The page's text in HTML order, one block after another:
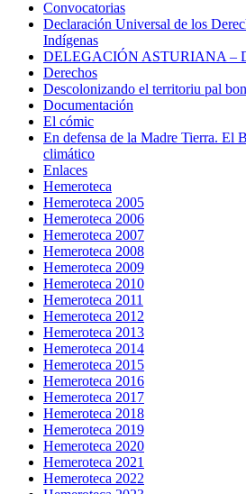
Convocatorias
Declaración Universal de los
Indígenas
DELEGACIÓN ASTURIANA –
Derechos
Descolonizando el territoriu pal
Documentación
El cómic
En defensa de la Madre Tierra. El
climático
Enlaces
Hemeroteca
Hemeroteca 2005
Hemeroteca 2006
Hemeroteca 2007
Hemeroteca 2008
Hemeroteca 2009
Hemeroteca 2010
Hemeroteca 2011
Hemeroteca 2012
Hemeroteca 2013
Hemeroteca 2014
Hemeroteca 2015
Hemeroteca 2016
Hemeroteca 2017
Hemeroteca 2018
Hemeroteca 2019
Hemeroteca 2020
Hemeroteca 2021
Hemeroteca 2022